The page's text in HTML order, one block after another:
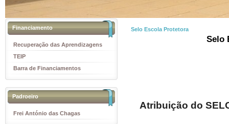
Financiamento
Recuperação das Aprendizagens
TEIP
Barra de Financiamentos
Padroeiro
Frei António das Chagas
Selo Escola Protetora
Selo
Atribuição do